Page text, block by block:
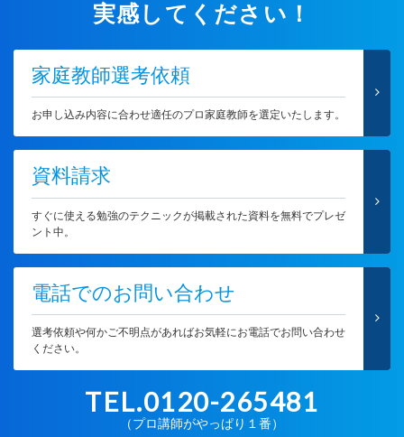
実感してください！
家庭教師選考依頼
お申し込み内容に合わせ適任のプロ家庭教師を選定いたします。
資料請求
すぐに使える勉強のテクニックが掲載された資料を無料でプレゼ
ント中。
電話でのお問い合わせ
選考依頼や何かご不明点があればお気軽にお電話でお問い合わせ
ください。
TEL.0120-265481
（プロ講師がやっぱり１番）